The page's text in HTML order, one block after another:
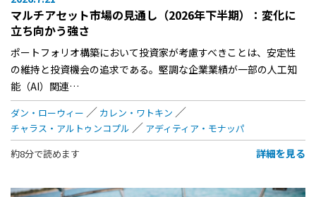
マルチアセット市場の見通し（2026年下半期）：変化に
立ち向かう強さ
ポートフォリオ構築において投資家が考慮すべきことは、安定性
の維持と投資機会の追求である。堅調な企業業績が一部の人工知
能（AI）関連…
ダン・ローウィー
カレン・ワトキン
チャラス・アルトゥンコプル
アディティア・モナッパ
約8分で読めます
詳細を見る